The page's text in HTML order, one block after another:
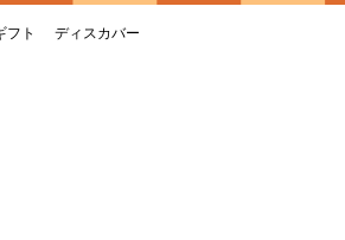
フト ディスカバー